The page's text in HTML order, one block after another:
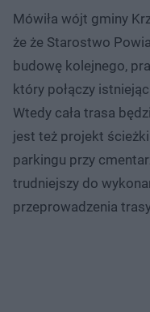
Mówiła wójt gminy
że że Starostwo
budowę kolejnego,
który połączy
Wtedy cała trasa
jest też projekt
parkingu przy
trudniejszy do
przeprowadzenia